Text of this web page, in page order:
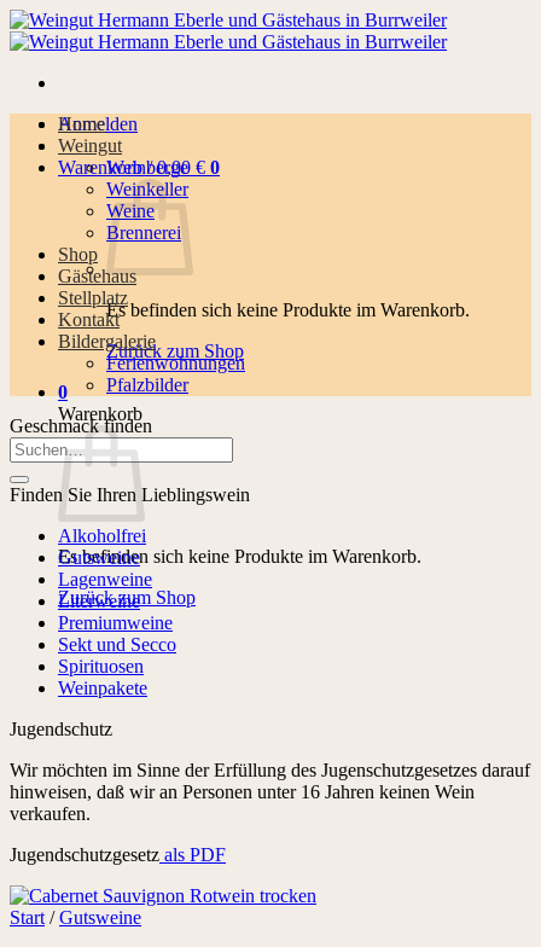
Zum
Inhalt
Anmelden
Warenkorb /0,00 € 0
Es befinden sich keine Produkte im Warenkorb.
Zurück zum Shop
0
Warenkorb
Es befinden sich keine Produkte im Warenkorb.
Zurück zum Shop
Home
Weingut
Weinberge
Weinkeller
Weine
Brennerei
Shop
Gästehaus
Stellplatz
Kontakt
Bildergalerie
Ferienwohnungen
Pfalzbilder
Geschmack finden
Suchen
nach:
Finden Sie Ihren Lieblingswein
Alkoholfrei
Gutsweine
Lagenweine
Literweine
Premiumweine
Sekt und Secco
Spirituosen
Weinpakete
Jugendschutz
Wir möchten im Sinne der Erfüllung des Jugenschutzgesetzes darauf
hinweisen, daß wir an Personen unter 16 Jahren keinen Wein
verkaufen.
Jugendschutzgesetz als PDF
Start / Gutsweine